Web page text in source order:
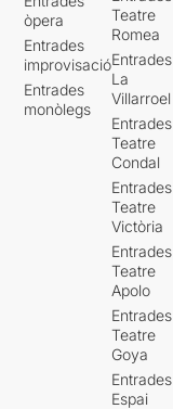
òpera
Entrades
improvisació
Entrades
monòlegs
Teatre
Romea
Entrades
La
Villarroel
Entrades
Teatre
Condal
Entrades
Teatre
Victòria
Entrades
Teatre
Apolo
Entrades
Teatre
Goya
Entrades
Espai